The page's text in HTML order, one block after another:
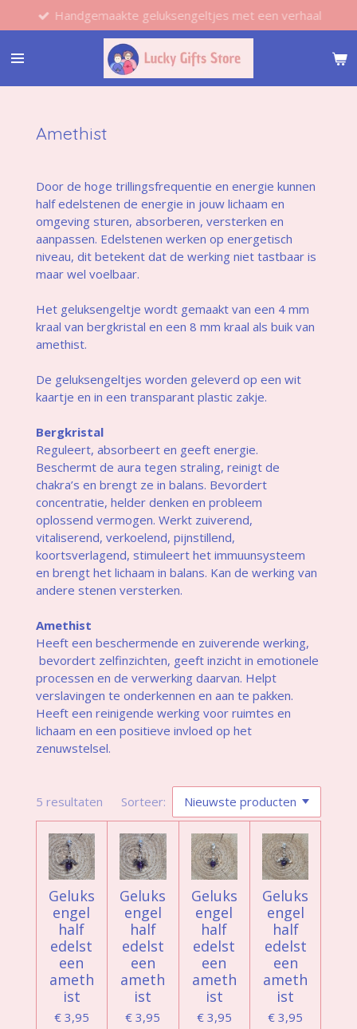
direct
naar
hoofdinhoud
Handgemaakte geluksengeltjes met een verhaal
Amethist
Door de hoge trillingsfrequentie en energie kunnen
half edelstenen de energie in jouw lichaam en
omgeving sturen, absorberen, versterken en
aanpassen. Edelstenen werken op energetisch
niveau, dit betekent dat de werking niet tastbaar is
maar wel voelbaar.
Het geluksengeltje wordt gemaakt van een 4 mm
kraal van bergkristal en een 8 mm kraal als buik van
amethist.
De geluksengeltjes worden geleverd op een wit
kaartje en in een transparant plastic zakje.
Bergkristal
Reguleert, absorbeert en geeft energie.
Beschermt de aura tegen straling, reinigt de
chakra’s en brengt ze in balans. Bevordert
concentratie, helder denken en probleem
oplossend vermogen. Werkt zuiverend,
vitaliserend, verkoelend, pijnstillend,
koortsverlagend, stimuleert het immuunsysteem
en brengt het lichaam in balans. Kan de werking van
andere stenen versterken.
Amethist
Heeft een beschermende en zuiverende werking,
bevordert zelfinzichten, geeft inzicht in emotionele
processen en de verwerking daarvan. Helpt
verslavingen te onderkennen en aan te pakken.
Heeft een reinigende werking voor ruimtes en
lichaam en een positieve invloed op het
zenuwstelsel.
5 resultaten Sorteer:
Geluks
engel
half
edelst
een
ameth
ist
€ 3,95
Geluks
engel
half
edelst
een
ameth
ist
€ 3,95
Geluks
engel
half
edelst
een
ameth
ist
€ 3,95
Geluks
engel
half
edelst
een
ameth
ist
€ 3,95